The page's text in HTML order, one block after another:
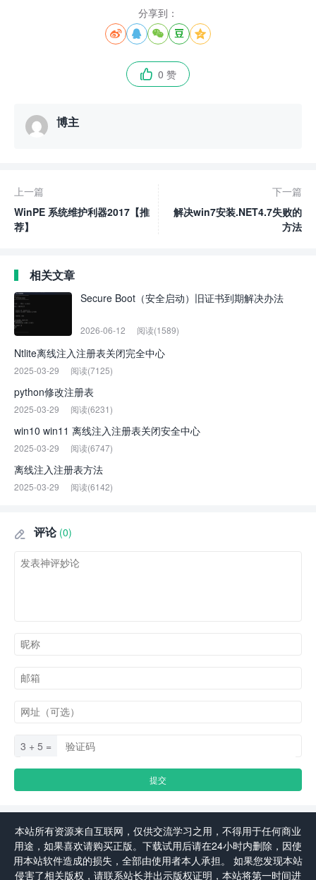
分享到：
    
 0 赞
博主
上一篇
WinPE 系统维护利器2017【推
荐】
下一篇
解决win7安装.NET4.7失败的
方法
相关文章
Secure Boot（安全启动）旧证书到期解决办法
2026-06-12 阅读(1589)
Ntlite离线注入注册表关闭完全中心
2025-03-29 阅读(7125)
python修改注册表
2025-03-29 阅读(6231)
win10 win11 离线注入注册表关闭安全中心
2025-03-29 阅读(6747)
离线注入注册表方法
2025-03-29 阅读(6142)
 评论 (0)
3 + 5 =
本站所有资源来自互联网，仅供交流学习之用，不得用于任何商业
用途，如果喜欢请购买正版。下载试用后请在24小时内删除，因使
用本站软件造成的损失，全部由使用者本人承担。 如果您发现本站
侵害了相关版权，请联系站长并出示版权证明，本站将第一时间进